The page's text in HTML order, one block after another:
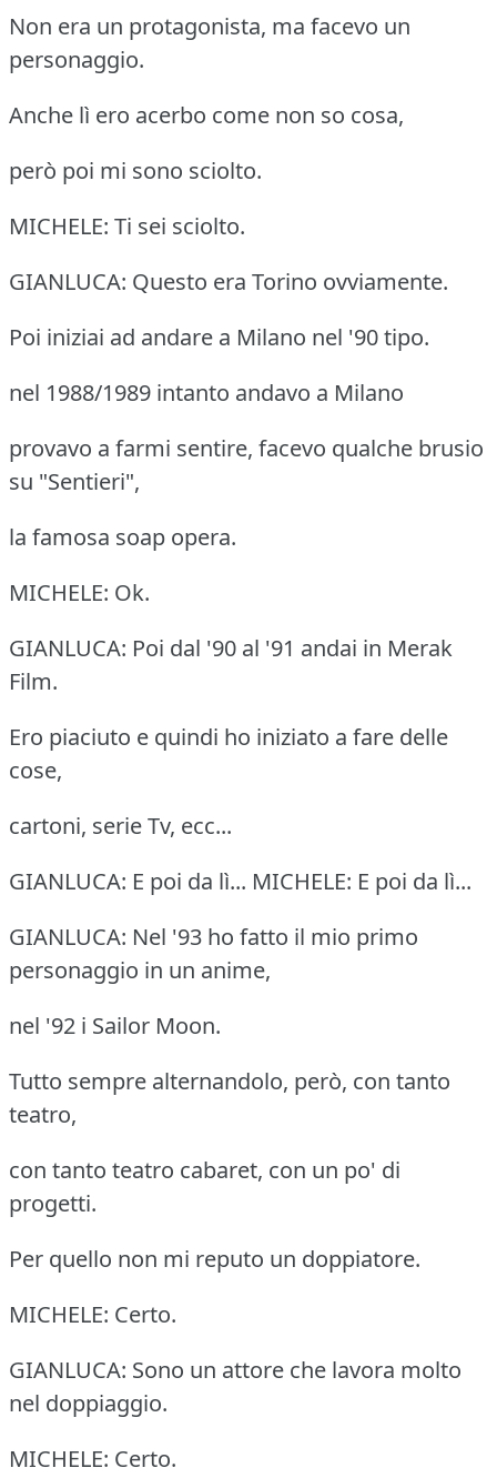
Non era un protagonista, ma facevo un
personaggio.
Anche lì ero acerbo come non so cosa,
però poi mi sono sciolto.
MICHELE: Ti sei sciolto.
GIANLUCA: Questo era Torino ovviamente.
Poi iniziai ad andare a Milano nel '90 tipo.
nel 1988/1989 intanto andavo a Milano
provavo a farmi sentire, facevo qualche brusio
su "Sentieri",
la famosa soap opera.
MICHELE: Ok.
GIANLUCA: Poi dal '90 al '91 andai in Merak
Film.
Ero piaciuto e quindi ho iniziato a fare delle
cose,
cartoni, serie Tv, ecc...
GIANLUCA: E poi da lì... MICHELE: E poi da lì...
GIANLUCA: Nel '93 ho fatto il mio primo
personaggio in un anime,
nel '92 i Sailor Moon.
Tutto sempre alternandolo, però, con tanto
teatro,
con tanto teatro cabaret, con un po' di
progetti.
Per quello non mi reputo un doppiatore.
MICHELE: Certo.
GIANLUCA: Sono un attore che lavora molto
nel doppiaggio.
MICHELE: Certo.